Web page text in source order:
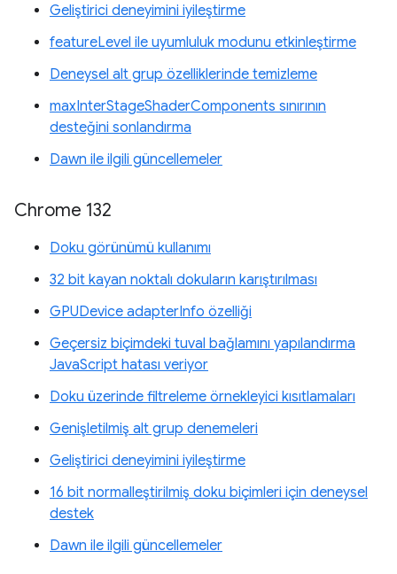
Geliştirici deneyimini iyileştirme
featureLevel ile uyumluluk modunu etkinleştirme
Deneysel alt grup özelliklerinde temizleme
maxInterStageShaderComponents sınırının
desteğini sonlandırma
Dawn ile ilgili güncellemeler
Chrome 132
Doku görünümü kullanımı
32 bit kayan noktalı dokuların karıştırılması
GPUDevice adapterInfo özelliği
Geçersiz biçimdeki tuval bağlamını yapılandırma
JavaScript hatası veriyor
Doku üzerinde filtreleme örnekleyici kısıtlamaları
Genişletilmiş alt grup denemeleri
Geliştirici deneyimini iyileştirme
16 bit normalleştirilmiş doku biçimleri için deneysel
destek
Dawn ile ilgili güncellemeler